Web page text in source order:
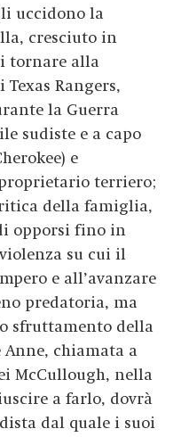
uccidono la
cresciuto in
tornare alla
Rangers,
la Guerra
sudiste e a capo
e
terriero;
della famiglia,
opporsi fino in
su cui il
e all’avanzare
predatoria, ma
sfruttamento della
chiamata a
McCullough, nella
a farlo, dovrà
dal quale i suoi